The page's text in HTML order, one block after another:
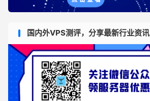
国内外VPS测评，分享最新行业资讯